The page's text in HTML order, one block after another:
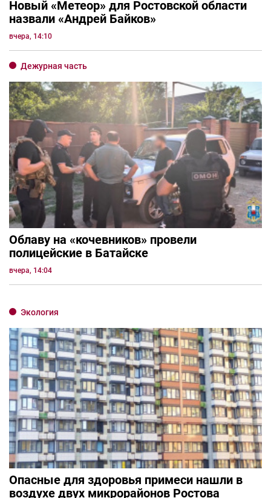
Новый «Метеор» для Ростовской области
назвали «Андрей Байков»
вчера, 14:10
Дежурная часть
Облаву на «кочевников» провели
полицейские в Батайске
вчера, 14:04
Экология
Опасные для здоровья примеси нашли в
воздухе двух микрорайонов Ростова